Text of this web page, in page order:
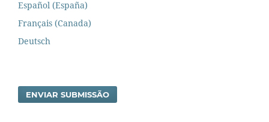
Español (España)
Français (Canada)
Deutsch
ENVIAR SUBMISSÃO